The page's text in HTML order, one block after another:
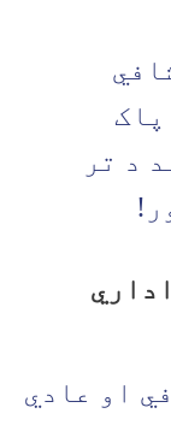
پاک
د تر
او عادي